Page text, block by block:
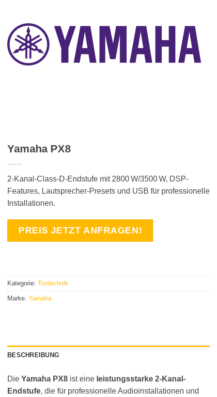
Yamaha PX8
2-Kanal-Class-D-Endstufe mit 2800 W/3500 W, DSP-
Features, Lautsprecher-Presets und USB für professionelle
Installationen.
PREIS JETZT ANFRAGEN!
Kategorie: Tontechnik
Marke: Yamaha
BESCHREIBUNG
Die Yamaha PX8 ist eine leistungsstarke 2-Kanal-
Endstufe, die für professionelle Audioinstallationen und